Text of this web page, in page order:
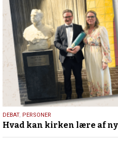
25.
juli
2026
DEBAT, PERSONER
Hvad kan kirken lære af